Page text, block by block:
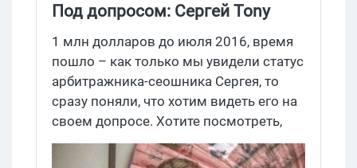
Под допросом: Сергей Tony
1 млн долларов до июля 2016, время
пошло – как только мы увидели статус
арбитражника-сеошника Сергея, то
сразу поняли, что хотим видеть его на
своем допросе. Хотите посмотреть,
что из этого вышло?